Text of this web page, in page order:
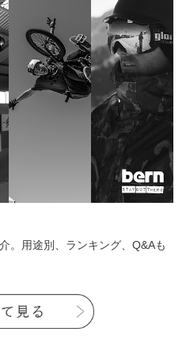
。用途別、ランキング、Q&Aも